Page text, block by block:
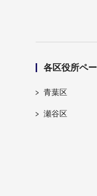
各区役所ペ
青葉区
瀬谷区